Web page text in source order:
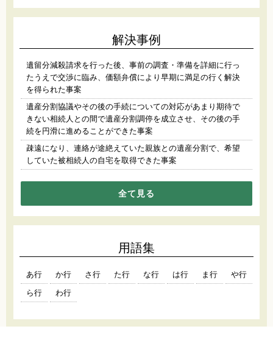
解決事例
遺留分減殺請求を行った後、事前の調査・準備を詳細に行っ
たうえで交渉に臨み、価額弁償により早期に満足の行く解決
を得られた事案
遺産分割協議やその後の手続についての対応があまり期待で
きない相続人との間で遺産分割調停を成立させ、その後の手
続を円滑に進めることができた事案
疎遠になり、連絡が途絶えていた親族との遺産分割で、希望
していた被相続人の自宅を取得できた事案
全て見る
用語集
あ行 か行 さ行 た行 な行 は行 ま行
や行
ら行
わ行